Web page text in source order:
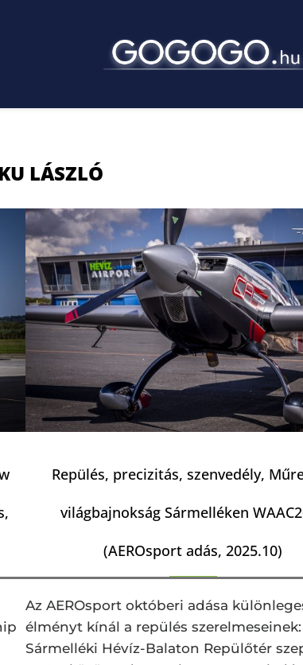
LÁSZLÓ
Repülés, precizitás, szenvedély,
világbajnokság Sármelléken
(AEROsport adás, 2025.10)
Az AEROsport októberi adása
élményt kínál a repülés
Sármelléki Hévíz-Balaton Repülőtér